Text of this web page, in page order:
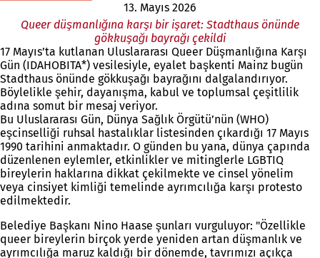
13. Mayıs 2026
Queer düşmanlığına karşı bir işaret: Stadthaus önünde
gökkuşağı bayrağı çekildi
17 Mayıs’ta kutlanan Uluslararası Queer Düşmanlığına Karşı
Gün (IDAHOBITA*) vesilesiyle, eyalet başkenti Mainz bugün
Stadthaus önünde gökkuşağı bayrağını dalgalandırıyor.
Böylelikle şehir, dayanışma, kabul ve toplumsal çeşitlilik
adına somut bir mesaj veriyor.
Bu Uluslararası Gün, Dünya Sağlık Örgütü’nün (WHO)
eşcinselliği ruhsal hastalıklar listesinden çıkardığı 17 Mayıs
1990 tarihini anmaktadır. O günden bu yana, dünya çapında
düzenlenen eylemler, etkinlikler ve mitinglerle LGBTIQ
bireylerin haklarına dikkat çekilmekte ve cinsel yönelim
veya cinsiyet kimliği temelinde ayrımcılığa karşı protesto
edilmektedir.
Belediye Başkanı Nino Haase şunları vurguluyor: "Özellikle
queer bireylerin birçok yerde yeniden artan düşmanlık ve
ayrımcılığa maruz kaldığı bir dönemde, tavrımızı açıkça